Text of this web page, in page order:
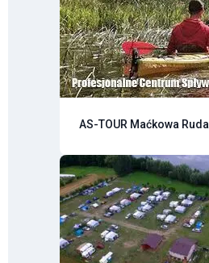
AS-TOUR Maćkowa Ruda